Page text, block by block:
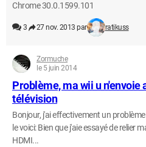
Chrome 30.0.1599.101
3 27 nov. 2013 par ratikuss
Zormuche
le 5 juin 2014
Problème, ma wii u n'envoie
télévision
Bonjour, j'ai effectivement un
le voici: Bien que j'aie essayé de relier
HDMI...